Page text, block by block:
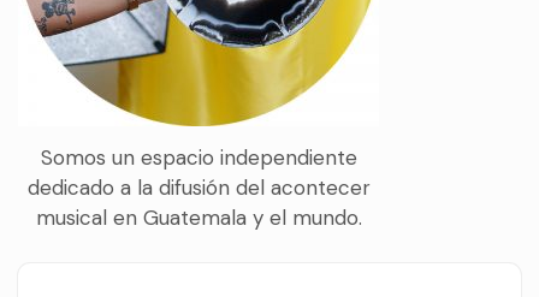
Somos un espacio independiente
dedicado a la difusión del acontecer
musical en Guatemala y el mundo.